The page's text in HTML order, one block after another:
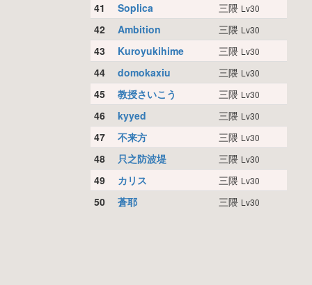
41 Soplica 三隈 Lv30
42 Ambition 三隈 Lv30
43 Kuroyukihime 三隈 Lv30
44 domokaxiu 三隈 Lv30
45 教授さいこう 三隈 Lv30
46 kyyed 三隈 Lv30
47 不来方 三隈 Lv30
48 只之防波堤 三隈 Lv30
49 カリス 三隈 Lv30
50 蒼耶 三隈 Lv30